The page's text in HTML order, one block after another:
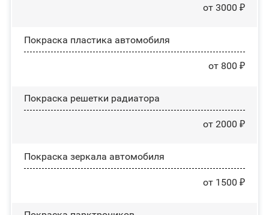
от 3000 ₽
Покраска пластика автомобиля
от 800 ₽
Покраска решетки радиатора
от 2000 ₽
Покраска зеркала автомобиля
от 1500 ₽